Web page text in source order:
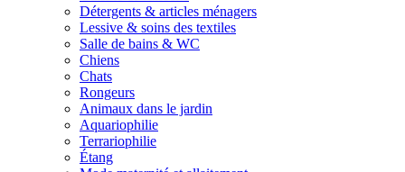
Détergents & articles ménagers
Lessive & soins des textiles
Salle de bains & WC
Chiens
Chats
Rongeurs
Animaux dans le jardin
Aquariophilie
Terrariophilie
Étang